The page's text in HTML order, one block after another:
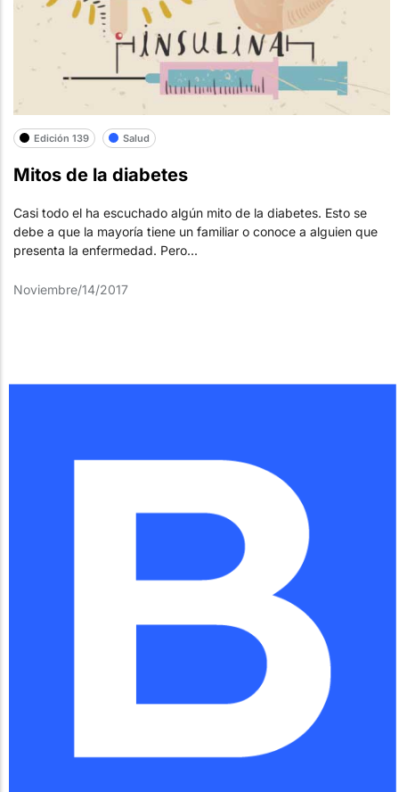
Edición 139 Salud
Mitos de la diabetes
Casi todo el ha escuchado algún mito de la diabetes. Esto se
debe a que la mayoría tiene un familiar o conoce a alguien que
presenta la enfermedad. Pero...
Noviembre/14/2017